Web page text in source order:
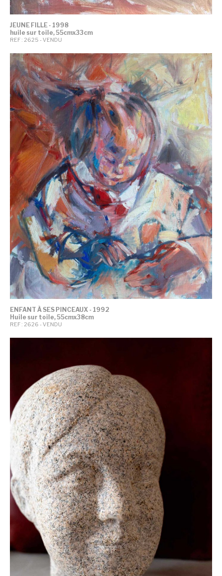
JEUNE FILLE - 1998
huile sur toile, 55cmx33cm
REF : 2625 - VENDU
ENFANT À SES PINCEAUX - 1992
Huile sur toile, 55cmx38cm
REF : 2626 - VENDU